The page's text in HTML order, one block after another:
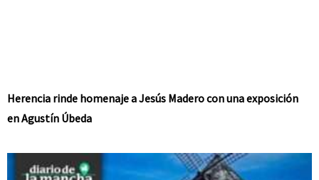
Herencia rinde homenaje a Jesús Madero con una exposición
en Agustín Úbeda